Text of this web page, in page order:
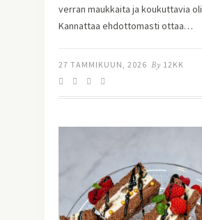
verran maukkaita ja koukuttavia
Kannattaa ehdottomasti ottaa…
27 TAMMIKUUN, 2026 By 12KK